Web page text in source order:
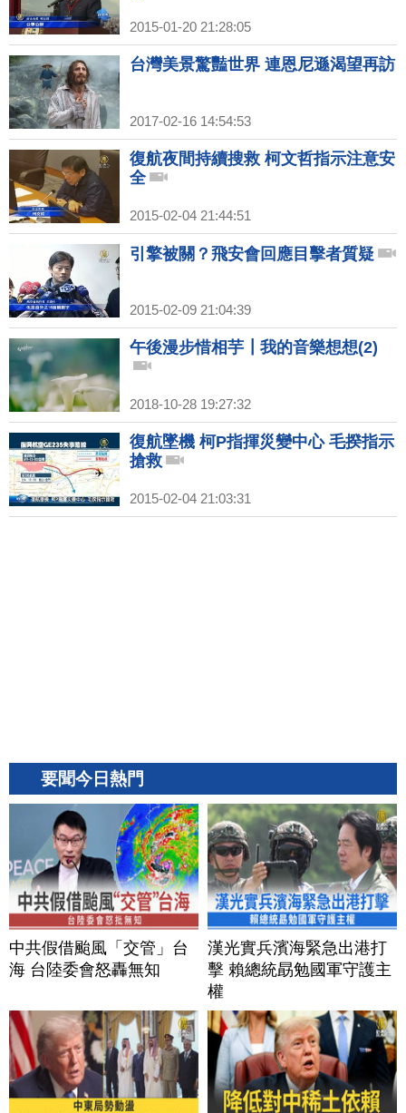
2015-01-20 21:28:05
台灣美景驚豔世界 連恩尼遜渴望再訪
2017-02-16 14:54:53
復航夜間持續搜救 柯文哲指示注意安
全
2015-02-04 21:44:51
引擎被關？飛安會回應目擊者質疑
2015-02-09 21:04:39
午後漫步惜相芋┃我的音樂想想(2)
2018-10-28 19:27:32
復航墜機 柯P指揮災變中心 毛揆指示
搶救
2015-02-04 21:03:31
要聞今日熱門
中共假借颱風「交管」台
海 台陸委會怒轟無知
漢光實兵濱海緊急出港打
擊 賴總統勗勉國軍守護主
權